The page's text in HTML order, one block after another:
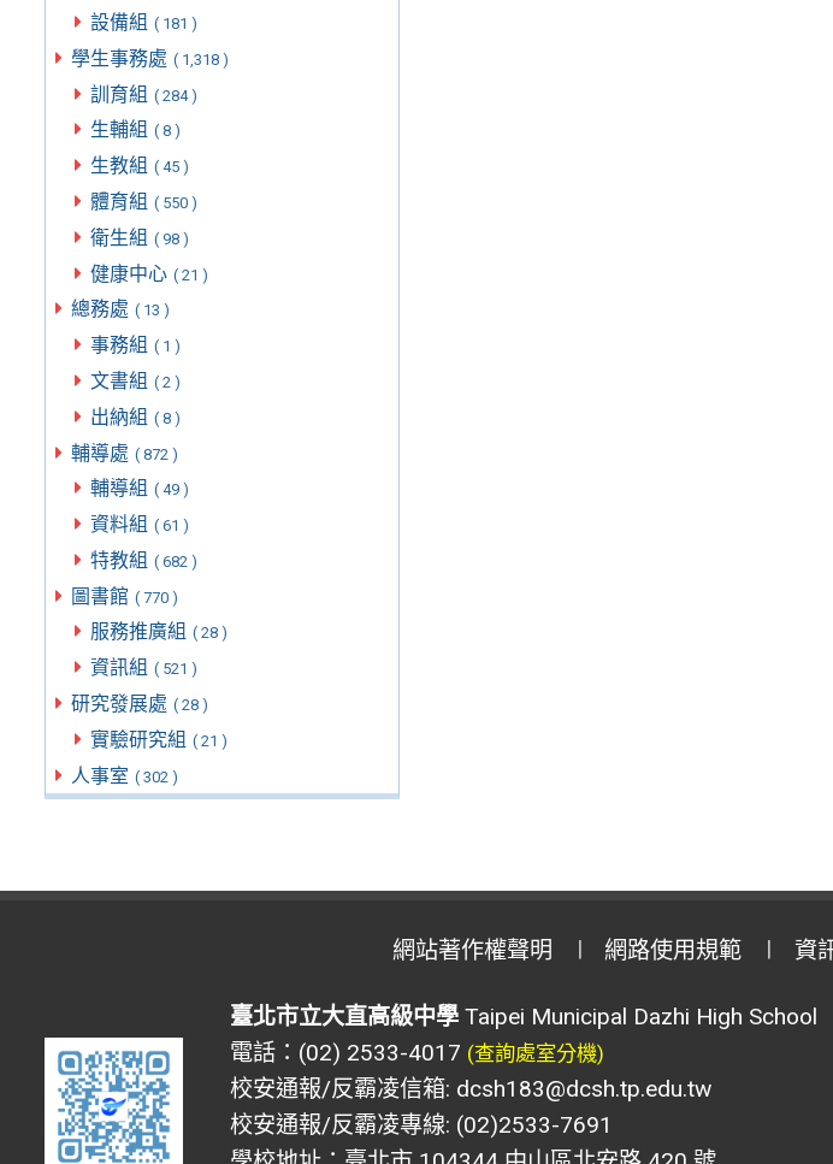
設備組 ( 181 )
學生事務處 ( 1,318 )
訓育組 ( 284 )
生輔組 ( 8 )
生教組 ( 45 )
體育組 ( 550 )
衛生組 ( 98 )
健康中心 ( 21 )
總務處 ( 13 )
事務組 ( 1 )
文書組 ( 2 )
出納組 ( 8 )
輔導處 ( 872 )
輔導組 ( 49 )
資料組 ( 61 )
特教組 ( 682 )
圖書館 ( 770 )
服務推廣組 ( 28 )
資訊組 ( 521 )
研究發展處 ( 28 )
實驗研究組 ( 21 )
人事室 ( 302 )
網站著作權聲明 網路使用規範 資
臺北市立大直高級中學Taipei Municipal Dazhi High School
電話：(02) 2533-4017 (查詢處室分機)
校安通報/反霸凌信箱: dcsh183@dcsh.tp.edu.tw
校安通報/反霸凌專線: (02)2533-7691